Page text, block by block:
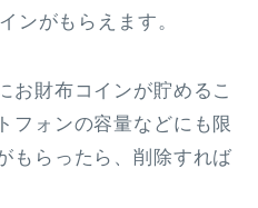
ンがもらえます。
お財布コインが貯めるこ
フォンの容量などにも限
もらったら、削除すれば